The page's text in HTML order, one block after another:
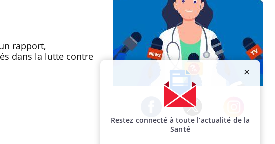
rapport,
dans la lutte contre
Facebook Twitter Instagram
Restez connecté à toute l’actualité de la
Santé